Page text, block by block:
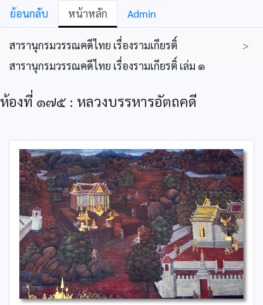
ย้อนกลับ หน้าหลัก Admin
สารานุกรมวรรณคดีไทย เรื่องรามเกียรติ์
>
สารานุกรมวรรณคดีไทย เรื่องรามเกียรติ์ เล่ม ๑
ห้องที่ ๑๗๕ : หลวงบรรหารอัตถคดี